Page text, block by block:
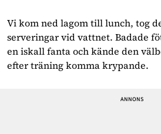
Vi kom ned lagom till lunch, tog
serveringar vid vattnet. Badade
en iskall fanta och kände den
efter träning komma krypande.